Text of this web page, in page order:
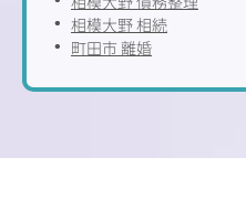
相模大野 相続
町田市 離婚